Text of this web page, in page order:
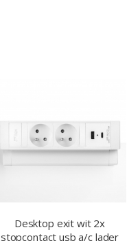
Desktop exit wit 2x
stopcontact usb a/c lader